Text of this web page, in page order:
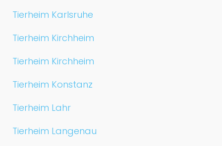
Tierheim Karlsruhe
Tierheim Kirchheim
Tierheim Kirchheim
Tierheim Konstanz
Tierheim Lahr
Tierheim Langenau